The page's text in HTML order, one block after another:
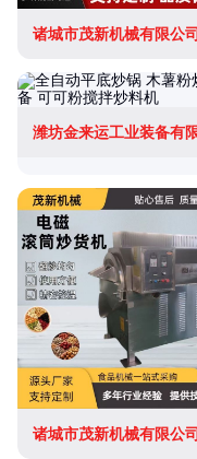
诸城市茂新机械有限公司
诸城市茂新机械有限公司